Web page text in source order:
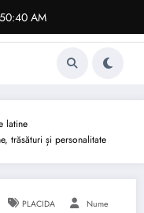
AM
latine
trăsături și personalitate
PLACIDA Nume